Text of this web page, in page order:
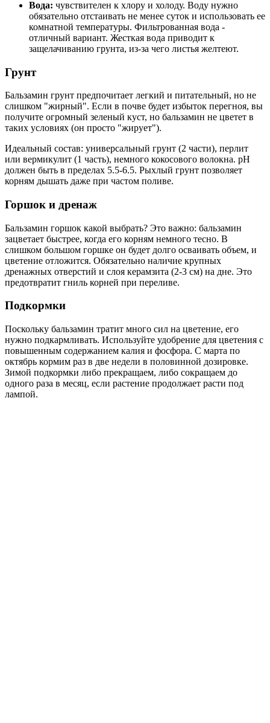
Вода: чувствителен к хлору и холоду. Воду нужно
обязательно отстаивать не менее суток и использовать ее
комнатной температуры. Фильтрованная вода -
отличный вариант. Жесткая вода приводит к
защелачиванию грунта, из-за чего листья желтеют.
Грунт
Бальзамин грунт предпочитает легкий и питательный, но не
слишком "жирный". Если в почве будет избыток перегноя, вы
получите огромный зеленый куст, но бальзамин не цветет в
таких условиях (он просто "жирует").
Идеальный состав: универсальный грунт (2 части), перлит
или вермикулит (1 часть), немного кокосового волокна. pH
должен быть в пределах 5.5-6.5. Рыхлый грунт позволяет
корням дышать даже при частом поливе.
Горшок и дренаж
Бальзамин горшок какой выбрать? Это важно: бальзамин
зацветает быстрее, когда его корням немного тесно. В
слишком большом горшке он будет долго осваивать объем, и
цветение отложится. Обязательно наличие крупных
дренажных отверстий и слоя керамзита (2-3 см) на дне. Это
предотвратит гниль корней при переливе.
Подкормки
Поскольку бальзамин тратит много сил на цветение, его
нужно подкармливать. Используйте удобрение для цветения с
повышенным содержанием калия и фосфора. С марта по
октябрь кормим раз в две недели в половинной дозировке.
Зимой подкормки либо прекращаем, либо сокращаем до
одного раза в месяц, если растение продолжает расти под
лампой.